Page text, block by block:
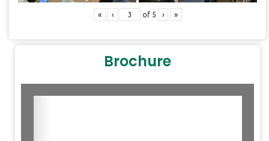
« ‹ of 5 › »
Brochure